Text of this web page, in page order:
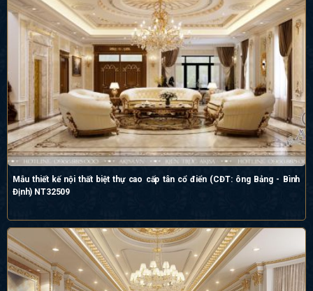
Mẫu thiết kế nội thất biệt thự cao cấp tân cổ điển (CĐT: ông Bảng - Bình
Định) NT32509